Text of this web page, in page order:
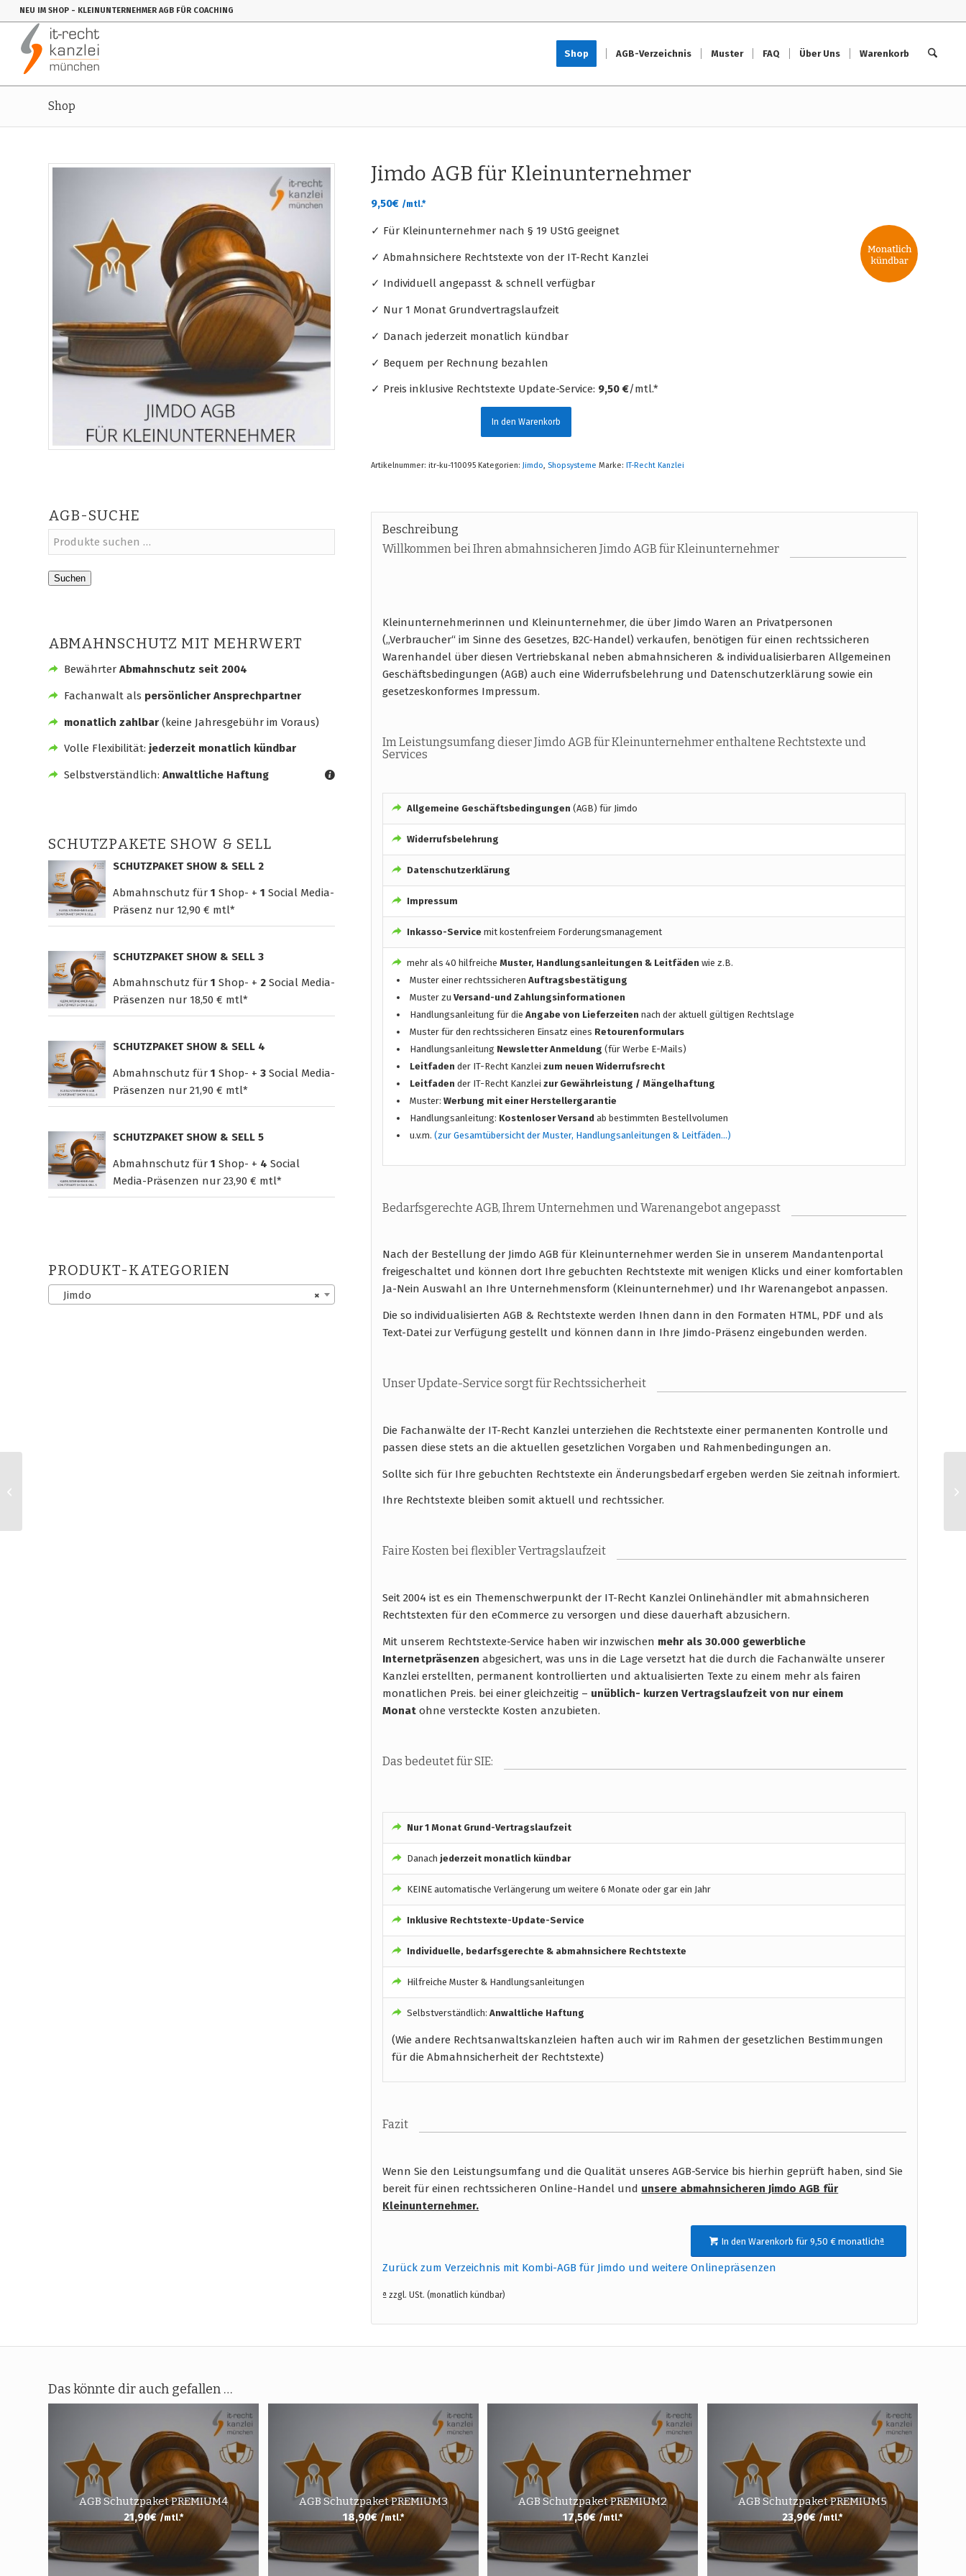
NEU IM SHOP - KLEINUNTERNEHMER AGB FÜR COACHING
Shop AGB-Verzeichnis Muster FAQ Über Uns Warenkorb
Shop
AGB-SUCHE
Suchen
ABMAHNSCHUTZ MIT MEHRWERT
BewährterAbmahnschutz seit 2004
Fachanwalt als persönlicher Ansprechpartner
monatlich zahlbar(keine Jahresgebühr im Voraus)
Volle Flexibilität: jederzeit monatlich kündbar
Selbstverständlich: Anwaltliche Haftung
SCHUTZPAKETE SHOW & SELL
SCHUTZPAKET SHOW & SELL 2
Abmahnschutz für 1 Shop- + 1 Social Media-
Präsenz nur 12,90 € mtl*
SCHUTZPAKET SHOW & SELL 3
Abmahnschutz für 1 Shop- + 2 Social Media-
Präsenzen nur 18,50 € mtl*
SCHUTZPAKET SHOW & SELL 4
Abmahnschutz für 1 Shop- + 3 Social Media-
Präsenzen nur 21,90 € mtl*
SCHUTZPAKET SHOW & SELL 5
Abmahnschutz für 1 Shop- + 4 Social
Media-Präsenzen nur 23,90 € mtl*
PRODUKT-KATEGORIEN
×
Jimdo
Jimdo AGB für Kleinunternehmer
9,50€ /mtl.*
✓ Für Kleinunternehmer nach § 19 UStG geeignet
✓ Abmahnsichere Rechtstexte von der IT-Recht Kanzlei
✓ Individuell angepasst & schnell verfügbar
✓ Nur 1 Monat Grundvertragslaufzeit
✓ Danach jederzeit monatlich kündbar
✓ Bequem per Rechnung bezahlen
✓ Preis inklusive Rechtstexte Update-Service: 9,50 €/mtl.*
In den Warenkorb
Artikelnummer:itr-ku-110095 Kategorien:Jimdo, Shopsysteme Marke:IT-Recht Kanzlei
Beschreibung
Willkommen bei Ihren abmahnsicheren Jimdo AGB für Kleinunternehmer
Kleinunternehmerinnen und Kleinunternehmer, die über Jimdo Waren an Privatpersonen
(„Verbraucher“ im Sinne des Gesetzes, B2C-Handel) verkaufen, benötigen für einen rechtssicheren
Warenhandel über diesen Vertriebskanal neben abmahnsicheren & individualisierbaren Allgemeinen
Geschäftsbedingungen (AGB) auch eine Widerrufsbelehrung und Datenschutzerklärung sowie ein
gesetzeskonformes Impressum.
Im Leistungsumfang dieser Jimdo AGB für Kleinunternehmer enthaltene Rechtstexte und
Services
Allgemeine Geschäftsbedingungen (AGB) für Jimdo
Widerrufsbelehrung
Datenschutzerklärung
Impressum
Inkasso-Service mit kostenfreiem Forderungsmanagement
mehr als 40 hilfreiche Muster, Handlungsanleitungen & Leitfäden wie z.B.
Muster einer rechtssicherenAuftragsbestätigung
Muster zuVersand-und Zahlungsinformationen
Handlungsanleitung für dieAngabe von Lieferzeiten nach der aktuell gültigen Rechtslage
Muster für den rechtssicheren Einsatz eines Retourenformulars
Handlungsanleitung Newsletter Anmeldung(für Werbe E-Mails)
Leitfaden der IT-Recht Kanzleizum neuen Widerrufsrecht
Leitfaden der IT-Recht Kanzleizur Gewährleistung / Mängelhaftung
Muster:Werbung mit einer Herstellergarantie
Handlungsanleitung: Kostenloser Versand ab bestimmten Bestellvolumen
u.v.m.(zur Gesamtübersicht der Muster, Handlungsanleitungen & Leitfäden…)
Bedarfsgerechte AGB, Ihrem Unternehmen und Warenangebot angepasst
Nach der Bestellung der Jimdo AGB für Kleinunternehmer werden Sie in unserem Mandantenportal
freigeschaltet und können dort Ihre gebuchten Rechtstexte mit wenigen Klicks und einer komfortablen
Ja-Nein Auswahl an Ihre Unternehmensform (Kleinunternehmer) und Ihr Warenangebot anpassen.
Die so individualisierten AGB & Rechtstexte werden Ihnen dann in den Formaten HTML, PDF und als
Text-Datei zur Verfügung gestellt und können dann in Ihre Jimdo-Präsenz eingebunden werden.
Unser Update-Service sorgt für Rechtssicherheit
Die Fachanwälte der IT-Recht Kanzlei unterziehen die Rechtstexte einer permanenten Kontrolle und
passen diese stets an die aktuellen gesetzlichen Vorgaben und Rahmenbedingungen an.
Sollte sich für Ihre gebuchten Rechtstexte ein Änderungsbedarf ergeben werden Sie zeitnah informiert.
Ihre Rechtstexte bleiben somit aktuell und rechtssicher.
Faire Kosten bei flexibler Vertragslaufzeit
Seit 2004 ist es ein Themenschwerpunkt der IT-Recht Kanzlei Onlinehändler mit abmahnsicheren
Rechtstexten für den eCommerce zu versorgen und diese dauerhaft abzusichern.
Mit unserem Rechtstexte-Service haben wir inzwischen mehr als 30.000 gewerbliche
Internetpräsenzen abgesichert, was uns in die Lage versetzt hat die durch die Fachanwälte unserer
Kanzlei erstellten, permanent kontrollierten und aktualisierten Texte zu einem mehr als fairen
monatlichen Preis. bei einer gleichzeitig – unüblich- kurzen Vertragslaufzeit von nur einem
Monatohne versteckte Kosten anzubieten.
Das bedeutet für SIE:
Nur 1 Monat Grund-Vertragslaufzeit
Danach jederzeit monatlich kündbar
KEINE automatische Verlängerung um weitere 6 Monate oder gar ein Jahr
Inklusive Rechtstexte-Update-Service
Individuelle, bedarfsgerechte & abmahnsichere Rechtstexte
Hilfreiche Muster & Handlungsanleitungen
Selbstverständlich: Anwaltliche Haftung
(Wie andere Rechtsanwaltskanzleien haften auch wir im Rahmen der gesetzlichen Bestimmungen
für die Abmahnsicherheit der Rechtstexte)
Fazit
Wenn Sie den Leistungsumfang und die Qualität unseres AGB-Service bis hierhin geprüft haben, sind Sie
bereit für einen rechtssicheren Online-Handel und unsere abmahnsicheren Jimdo AGB für
Kleinunternehmer.
In den Warenkorb für 9,50 € monatlichª
Zurück zum Verzeichnis mit Kombi-AGB für Jimdo und weitere Onlinepräsenzen
ª zzgl. USt. (monatlich kündbar)
Das könnte dir auch gefallen …
AGB Schutzpaket PREMIUM4
21,90€ /mtl.*
AGB Schutzpaket PREMIUM3
18,90€ /mtl.*
AGB Schutzpaket PREMIUM2
17,50€ /mtl.*
AGB Schutzpaket PREMIUM5
23,90€ /mtl.*